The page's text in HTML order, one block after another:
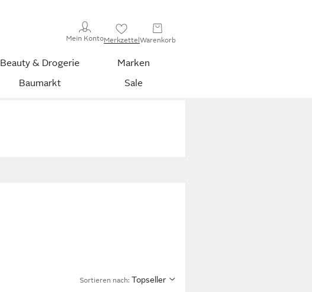
Mein KontoMerkzettelWarenkorb
Beauty & Drogerie
Marken
Baumarkt Sale
Sortieren nach: Topseller